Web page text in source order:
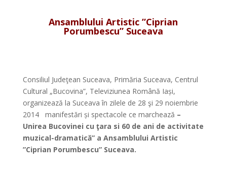
Ansamblului Artistic ”Ciprian
Porumbescu” Suceava
Consiliul Judeţean Suceava, Primăria Suceava, Centrul
Cultural „Bucovina”, Televiziunea Română Iași,
organizează la Suceava în zilele de 28 şi 29 noiembrie
2014 manifestări și spectacole ce marchează –
Unirea Bucovinei cu ţara si 60 de ani de activitate
muzical-dramatică”a Ansamblului Artistic
”Ciprian Porumbescu” Suceava.